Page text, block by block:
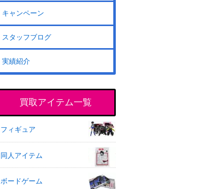
キャンペーン
スタッフブログ
実績紹介
買取アイテム一覧
フィギュア
同人アイテム
ボードゲーム